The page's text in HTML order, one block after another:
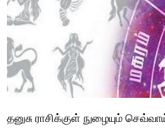
தனுசு ராசிக்குள் நுழையும்